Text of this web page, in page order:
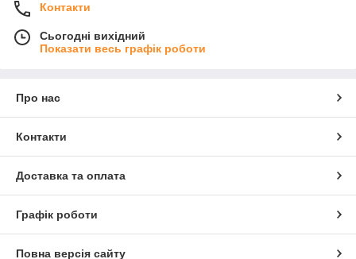
Контакти
Сьогодні вихідний
Показати весь графік роботи
Про нас
Контакти
Доставка та оплата
Графік роботи
Повна версія сайту